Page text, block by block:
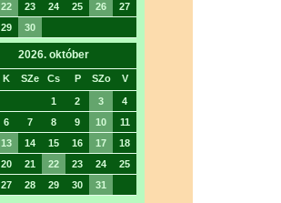
22 23 24 25 26
27
29 30
2026. október
K SZe Cs P SZo V
1 2 3
4
6 7 8 9 10
11
13 14 15 16 17
18
20 21 22 23 24
25
27 28 29 30 31